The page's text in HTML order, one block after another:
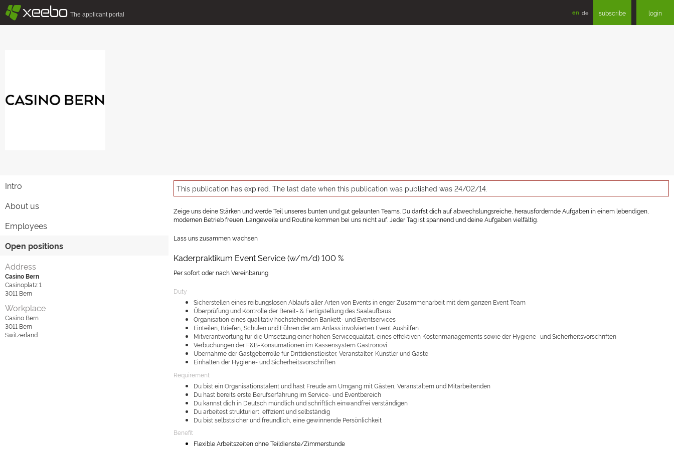
§xeebo The applicant portal en de subscribe login
Intro
About us
Employees
Open positions
Address
Casino Bern
Casinoplatz 1
3011 Bern
Workplace
Casino Bern
3011 Bern
Switzerland
This publication has expired. The last date when this publication was published was 24/02/14.
Zeige uns deine Stärken und werde Teil unseres bunten und gut gelaunten Teams. Du darfst dich auf abwechslungsreiche, herausfordernde Aufgaben in einem lebendigen,
modernen Betrieb freuen. Langeweile und Routine kommen bei uns nicht auf. Jeder Tag ist spannend und deine Aufgaben vielfältig.
Lass uns zusammen wachsen
Kaderpraktikum Event Service (w/m/d) 100 %
Per sofort oder nach Vereinbarung
Duty
Sicherstellen eines reibungslosen Ablaufs aller Arten von Events in enger Zusammenarbeit mit dem ganzen Event Team
Überprüfung und Kontrolle der Bereit- & Fertigstellung des Saalaufbaus
Organisation eines qualitativ hochstehenden Bankett- und Eventservices
Einteilen, Briefen, Schulen und Führen der am Anlass involvierten Event Aushilfen
Mitverantwortung für die Umsetzung einer hohen Servicequalität, eines effektiven Kostenmanagements sowie der Hygiene- und Sicherheitsvorschriften
Verbuchungen der F&B-Konsumationen im Kassensystem Gastronovi
Übernahme der Gastgeberrolle für Drittdienstleister, Veranstalter, Künstler und Gäste
Einhalten der Hygiene- und Sicherheitsvorschriften
Requirement
Du bist ein Organisationstalent und hast Freude am Umgang mit Gästen, Veranstaltern und Mitarbeitenden
Du hast bereits erste Berufserfahrung im Service- und Eventbereich
Du kannst dich in Deutsch mündlich und schriftlich einwandfrei verständigen
Du arbeitest strukturiert, effizient und selbständig
Du bist selbstsicher und freundlich, eine gewinnende Persönlichkeit
Benefit
Flexible Arbeitszeiten ohne Teildienste/Zimmerstunde